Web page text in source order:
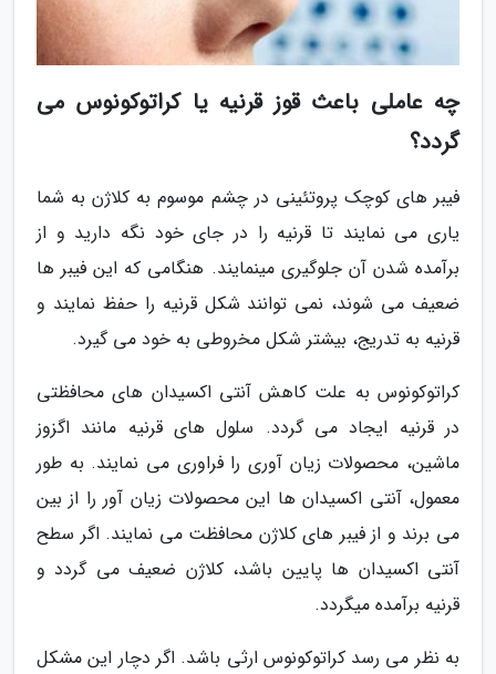
چه عاملی باعث قوز قرنیه یا کراتوکونوس می
گردد؟
فیبر های کوچک پروتئینی در چشم موسوم به کلاژن به شما
یاری می نمایند تا قرنیه را در جای خود نگه دارید و از
برآمده شدن آن جلوگیری مینمایند. هنگامی که این فیبر ها
ضعیف می شوند، نمی توانند شکل قرنیه را حفظ نمایند و
قرنیه به تدریج، بیشتر شکل مخروطی به خود می گیرد.
کراتوکونوس به علت کاهش آنتی اکسیدان های محافظتی
در قرنیه ایجاد می گردد. سلول های قرنیه مانند اگزوز
ماشین، محصولات زیان آوری را فراوری می نمایند. به طور
معمول، آنتی اکسیدان ها این محصولات زیان آور را از بین
می برند و از فیبر های کلاژن محافظت می نمایند. اگر سطح
آنتی اکسیدان ها پایین باشد، کلاژن ضعیف می گردد و
قرنیه برآمده میگردد.
به نظر می رسد کراتوکونوس ارثی باشد. اگر دچار این مشکل